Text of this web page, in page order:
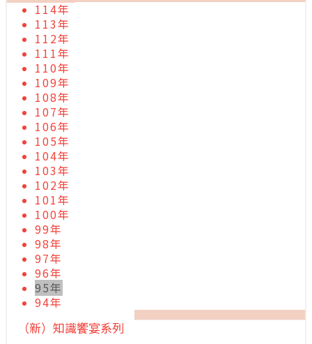
114年
113年
112年
111年
110年
109年
108年
107年
106年
105年
104年
103年
102年
101年
100年
99年
98年
97年
96年
95年
94年
（新）知識饗宴系列